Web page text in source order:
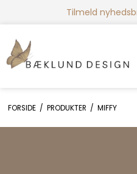
Tilmeld
FORSIDE / PRODUKTER / MIFFY